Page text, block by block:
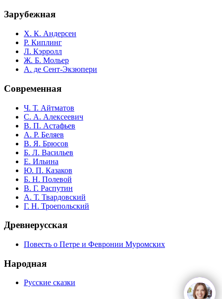
Зарубежная
Х. К. Андерсен
Р. Киплинг
Л. Кэрролл
Ж. Б. Мольер
А. де Сент-Экзюпери
Современная
Ч. Т. Айтматов
С. А. Алексеевич
В. П. Астафьев
А. Р. Беляев
В. Я. Брюсов
Б. Л. Васильев
Е. Ильина
Ю. П. Казаков
Б. Н. Полевой
В. Г. Распутин
А. Т. Твардовский
Г. Н. Троепольский
Древнерусская
Повесть о Петре и Февронии Муромских
Народная
Русские сказки
open